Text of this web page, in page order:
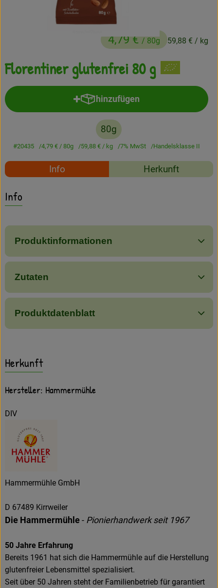
Gratis Ökokiste im Wert von 25 Euro
Veranstaltungen
Entdecken
Über uns
Florentiner glutenfrei 80 g
4,79 €/ 80g 59,88 € / kg
hinzufügen
Produkt zum Warenkorb
80g
#20435 4,79 € / 80g 59,88 € / kg 7% MwSt Handelsklasse II
Rezepte
Info Herkunft
Info
Produktinformationen
Zutaten
Produktdatenblatt
Herkunft
Hersteller: Hammermühle
DIV
Hammermühle GmbH
D 67489 Kirrweiler
Die Hammermühle- Pionierhandwerk seit 1967
50 Jahre Erfahrung
Bereits 1961 hat sich die Hammermühle auf die Herstellung
glutenfreier Lebensmittel spezialisiert.
Seit über 50 Jahren steht der Familienbetrieb für garantiert